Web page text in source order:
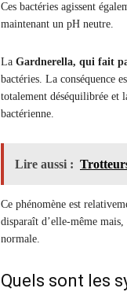
Ces bactéries agissent
maintenant un pH neutre.
La Gardnerella, qui fait
bactéries. La conséquence
totalement déséquilibrée et
bactérienne.
Lire aussi :
Ce phénomène est
disparaît d’elle-même
normale.
Quels sont les